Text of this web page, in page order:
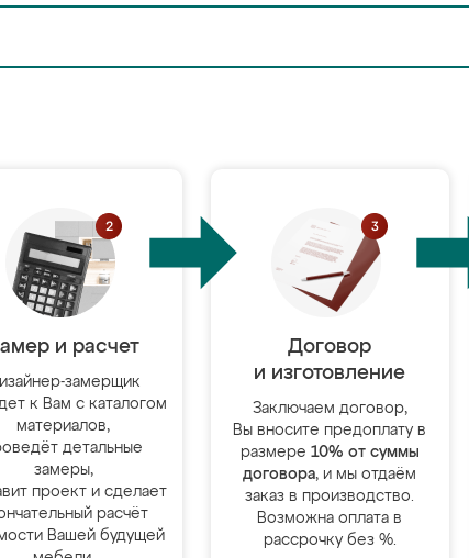
и расчет
замерщик
к Вам с каталогом
материалов,
детальные
замеры,
проект и сделает
расчёт
Вашей будущей
Договор
и изготовление
Заключаем договор,
Вы вносите предоплату в
размере 10% от суммы
договора, и мы отдаём
заказ в производство.
Возможна оплата в
рассрочку без %.